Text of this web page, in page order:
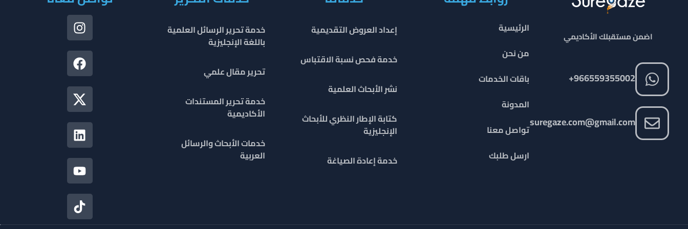
اضمن مستقبلك الأكاديمي
966559355002+
suregaze.com@gmail.com
الرئيسية
من نحن
باقات الخدمات
المدونة
تواصل معنا
ارسل طلبك
إعداد العروض التقديمية
خدمة فحص نسبة الاقتباس
نشر الأبحاث العلمية
كتابة الإطار النظري للأبحاث
الإنجليزية
خدمة إعادة الصياغة
خدمة تحرير الرسائل العلمية
باللغة الإنجليزية
تحرير مقال علمي
خدمة تحرير المستندات
الأكاديمية
خدمات الأبحاث والرسائل
العربية